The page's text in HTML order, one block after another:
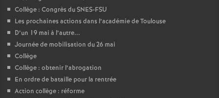
Collège : Congrès du SNES-FSU
Les prochaines actions dans l’académie de Toulouse
D’un 19 mai à l’autre...
Journée de mobilisation du 26 mai
Collège
Collège : obtenir l’abrogation
En ordre de bataille pour la rentrée
Action collège : réforme